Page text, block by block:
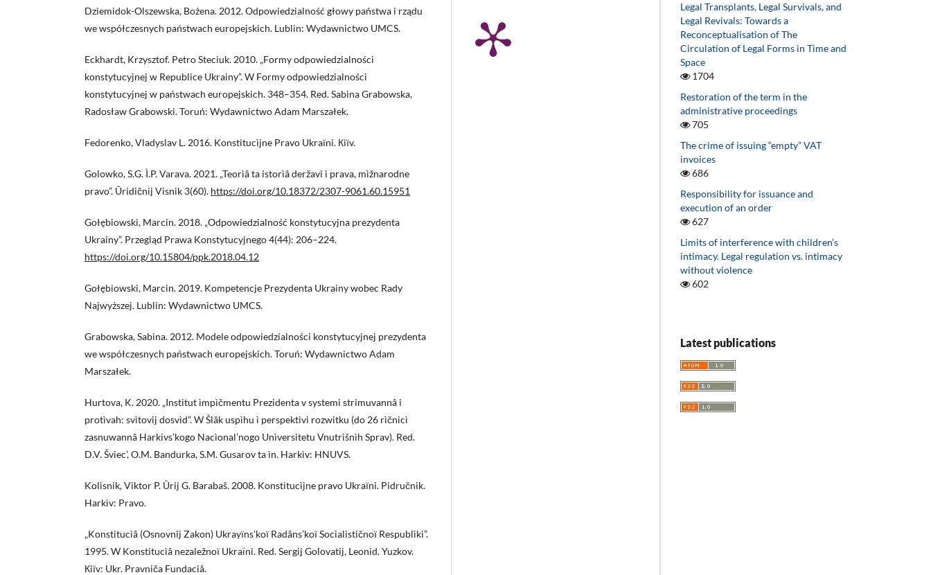
Dziemidok-Olszewska, Bożena. 2012. Odpowiedzialność głowy państwa i rządu
we współczesnych państwach europejskich. Lublin: Wydawnictwo UMCS.
Eckhardt, Krzysztof. Petro Steciuk. 2010. „Formy odpowiedzialności
konstytucyjnej w Republice Ukrainy”. W Formy odpowiedzialności
konstytucyjnej w państwach europejskich. 348–354. Red. Sabina Grabowska,
Radosław Grabowski. Toruń: Wydawnictwo Adam Marszałek.
Fedorenko, Vladyslav L. 2016. Konstitucìjne Pravo Ukraїni. Кiїv.
Golowko, S.G. Ì.P. Varava. 2021. „Teorìâ ta istorìâ deržavi ì prava, mìžnarodne
pravo”. Ûridičnij Visnik 3(60). https://doi.org/10.18372/2307-9061.60.15951
Gołębiowski, Marcin. 2018. „Odpowiedzialność konstytucyjna prezydenta
Ukrainy”. Przegląd Prawa Konstytucyjnego 4(44): 206–224.
https://doi.org/10.15804/ppk.2018.04.12
Gołębiowski, Marcin. 2019. Kompetencje Prezydenta Ukrainy wobec Rady
Najwyższej. Lublin: Wydawnictwo UMCS.
Grabowska, Sabina. 2012. Modele odpowiedzialności konstytucyjnej prezydenta
we współczesnych państwach europejskich. Toruń: Wydawnictwo Adam
Marszałek.
Hurtova, K. 2020. „Institut ìmpìčmentu Prezidenta v systemi strimuvannâ i
protìvah: svìtovij dosvìd”. W Šlâk uspìhu ì perspektivi rozwitku (do 26 rìčnicì
zasnuwannâ Harkivs’kogo Nacìonal’nogo Unìversitetu Vnutrìšnìh Sprav). Red.
D.V. Šviec’, O.M. Bandurka, S.M. Gusarov ta ìn. Harkìv: HNUVS.
Kolìsnik, Viktor P. Ûrij G. Barabaš. 2008. Konstitucìjne pravo Ukraїni. Pidručnik.
Harkìv: Pravo.
„Konstitucìâ (Osnovnij Zakon) Ukrayїns’koї Radâns’koї Socialističnoї Respublìki”.
1995. W Konstitucìâ nezaležnoї Ukraïni. Red. Sergij Golovatij, Leonid. Yuzkov.
Кiїv: Ukr. Pravniča Fundaciâ.
Legal Transplants, Legal Survivals, and
Legal Revivals: Towards a
Reconceptualisation of The
Circulation of Legal Forms in Time and
Space
1704
Restoration of the term in the
administrative proceedings
705
The crime of issuing “empty” VAT
invoices
686
Responsibility for issuance and
execution of an order
627
Limits of interference with children’s
intimacy. Legal regulation vs. intimacy
without violence
602
Latest publications